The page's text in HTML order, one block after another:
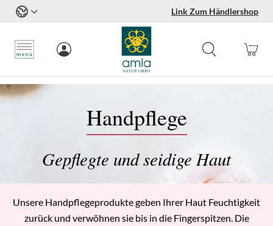
Link Zum Händlershop
Zum Inhalt springen
Handpflege
Gepflegte und seidige Haut
Unsere Handpflegeprodukte geben Ihrer Haut Feuchtigkeit
zurück und verwöhnen sie bis in die Fingerspitzen. Die